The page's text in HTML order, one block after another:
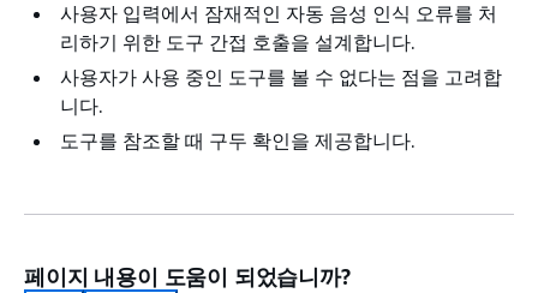
사용자 입력에서 잠재적인 자동 음성 인식 오류를 처
리하기 위한 도구 간접 호출을 설계합니다.
사용자가 사용 중인 도구를 볼 수 없다는 점을 고려합
니다.
도구를 참조할 때 구두 확인을 제공합니다.
페이지 내용이 도움이 되었습니까?